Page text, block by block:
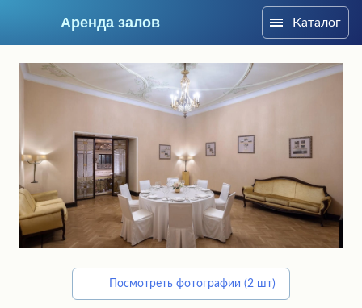
Аренда залов
Подберите мне зал
Каталог
Посмотреть фотографии (2 шт)